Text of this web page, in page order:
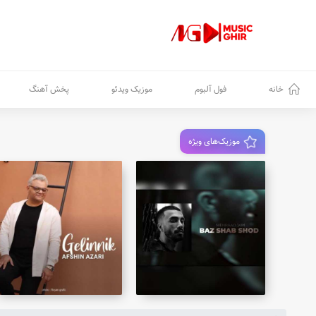
خانه فول آلبوم موزیک ویدئو پخش آهنگ
موزیک‌های ویژه